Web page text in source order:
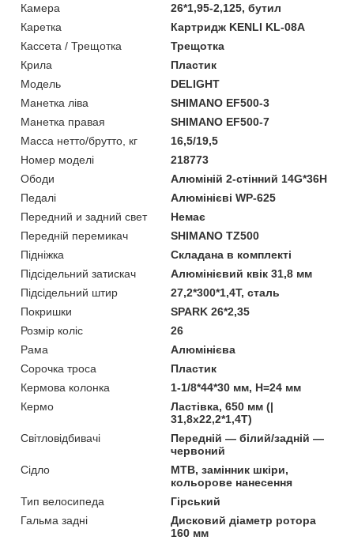
Камера
26*1,95-2,125, бутил
Каретка
Картридж KENLI KL-08A
Кассета / Трещотка
Трещотка
Крила
Пластик
Модель
DELIGHT
Манетка ліва
SHIMANO EF500-3
Манетка правая
SHIMANO EF500-7
Масса нетто/брутто, кг
16,5/19,5
Номер моделі
218773
Ободи
Алюміній 2-стінний 14G*36H
Педалі
Алюмінієві WP-625
Передний и задний свет
Немає
Передній перемикач
SHIMANO TZ500
Підніжка
Складана в комплекті
Підсідельний затискач
Алюмінієвий квік 31,8 мм
Підсідельний штир
27,2*300*1,4T, сталь
Покришки
SPARK 26*2,35
Розмір коліс
26
Рама
Алюмінієва
Сорочка троса
Пластик
Кермова колонка
1-1/8*44*30 мм, H=24 мм
Кермо
Ластівка, 650 мм (|
31,8х22,2*1,4Т)
Світловідбивачі
Передній — білий/задній —
червоний
Сідло
MTB, замінник шкіри,
кольорове нанесення
Тип велосипеда
Гірський
Гальма задні
Дисковий діаметр ротора
160 мм